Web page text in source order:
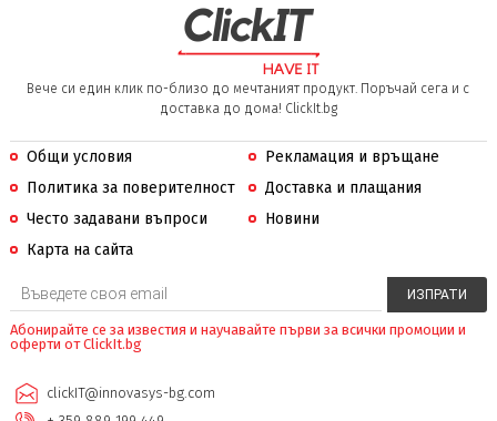
Вече си един клик по-близо до мечтаният продукт. Поръчай сега и с
доставка до дома! ClickIt.bg
Общи условия
Рекламация и връщане
Политика за поверителност
Доставка и плащания
Често задавани въпроси
Новини
Карта на сайта
Абонирайте се за известия и научавайте първи за всички промоции и
оферти от ClickIt.bg
clickIT@innovasys-bg.com